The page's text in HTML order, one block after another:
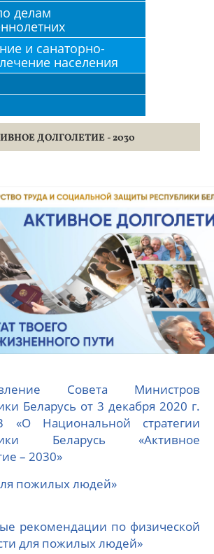
делам
и санаторно-
населения
ДОЛГОЛЕТИЕ - 2030
Совета Министров
Беларусь от 3 декабря 2020 г.
Национальной стратегии
Беларусь «Активное
– 2030»
пожилых людей»
рекомендации по физической
для пожилых людей»